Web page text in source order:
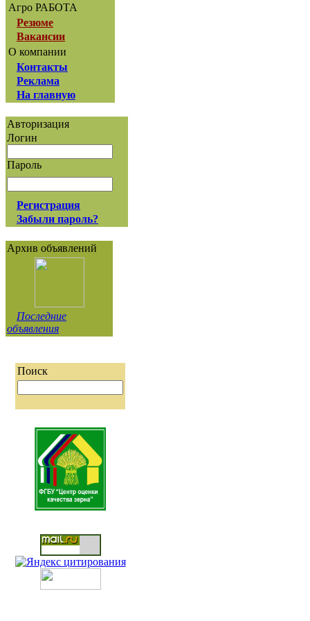
Агро РАБОТА
Резюме
Вакансии
О компании
Контакты
Реклама
На главную
Авторизация
Логин
Пароль
Регистрация
Забыли пароль?
Архив объявлений
Последние
объявления
Поиск